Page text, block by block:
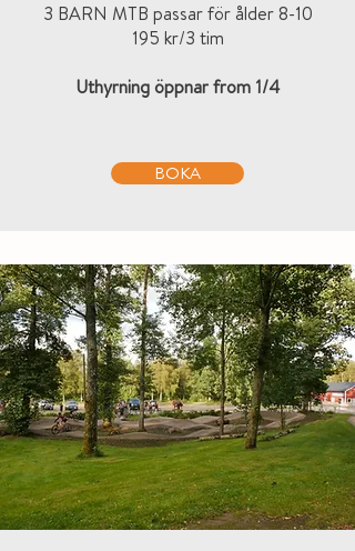
3 BARN MTB passar för ålder 8-10
195 kr/3 tim
Uthyrning öppnar from 1/4
BOKA